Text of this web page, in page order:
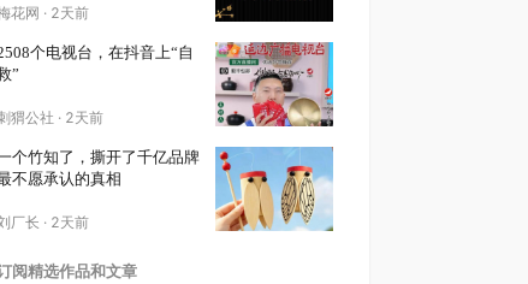
花网 · 2天前
个电视台，在抖音上“自
”
猬公社 · 2天前
个竹知了，撕开了千亿品牌
不愿承认的真相
厂长 · 2天前
阅精选作品和文章